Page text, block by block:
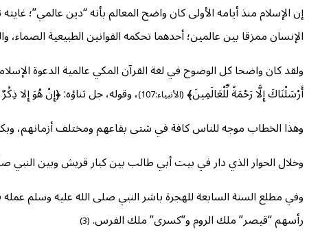
إن الإسلام منذ أيامه الأولى كان واضح المعالم بأنه “دين عالمي”؛
الإنسان ممزقا بين عالمين؛ أحدهما تحكمه القوانين الطبيعية الصماء،
ولقد كان واضحا كل الوضوح في لغة القرآن المكي عالمية الدعوة
أَرْسَلْنَاكَ إِلَّا رَحْمَةً لِّلْعَالَمِينَ﴾(الأنبياء:107) ، وقوله، جل ثناؤه: ﴿إِنْ هُوَ إِلا
وهذا الخطاب موجه للناس كافة في شتى بقاعهم ومختلف أزمانهم،
وخلال الحوار الذي دار في بيت أبي طالب بين كبار قريش وبين النبي
وفي مطلع السنة السابعة للهجرة باشر النبي صلى الله عليه وسلم
رأسهم “قيصر” ملك الروم و”كسرى” ملك الفرس.(3)